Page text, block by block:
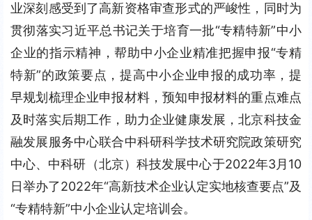
业深刻感受到了高新资格审查形式的严峻性，同时为
贯彻落实习近平总书记关于培育一批“专精特新”中小
企业的指示精神，帮助中小企业精准把握申报“专精
特新”的政策要点，提高中小企业申报的成功率，提
早规划梳理企业申报材料，预知申报材料的重点难点
及时落实后期工作，助力企业健康发展，北京科技金
融发展服务中心联合中科研科学技术研究院政策研究
中心、中科研（北京）科技发展中心于2022年3月10
日举办了2022年“高新技术企业认定实地核查要点”及
“专精特新”中小企业认定培训会。